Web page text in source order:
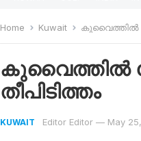
Home Kuwait കുവൈത്തിൽ
കുവൈത്തിൽ
തീപിടിത്തം
KUWAIT Editor Editor — May